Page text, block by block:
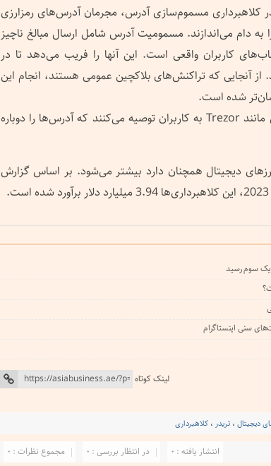
کلاهبرداری مسموم‌سازی آدرس، مجرمان آدرس‌های رمزارزی
به دام می‌اندازند. مسمومیت آدرس شامل ارسال مبالغ ناچیز
کاربران واقعی است. این آنها را فریب می‌دهد تا در
از آنجایی که تراکنش‌های بلاکچین عمومی هستند، انجام این
شده است.
پلتفرم‌های ارزهای دیجیتال مانند Trezor به کاربران توصیه می‌کنند که آدرس‌ها را دوباره
دیجیتال همچنان دارد بیشتر می‌شود. بر اساس گزارش
یک سوم رسید
سنی اینستاگرام
لینک کوتاه
دیجیتال ،تریدر ،کلاهبرداری
مجموع نظرات : 0 در انتظار بررسی : 0 انتشار یافته : 0